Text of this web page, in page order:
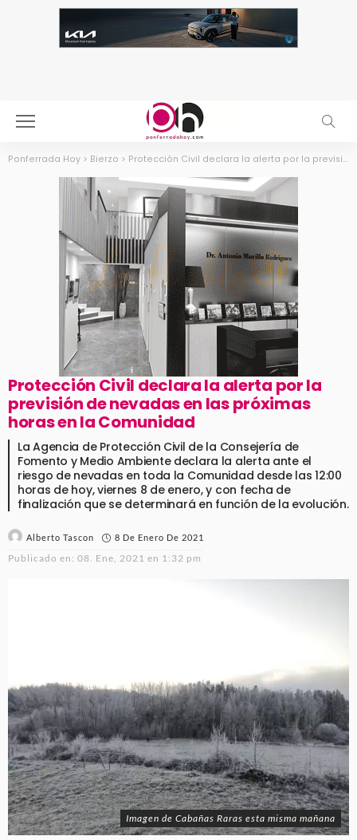
Ponferrada Hoy > Bierzo > Protección Civil declara la alerta por la previsión de nevadas en las próximas horas en la Comunidad
Protección Civil declara la alerta por la
previsión de nevadas en las próximas
horas en la Comunidad
La Agencia de Protección Civil de la Consejería de
Fomento y Medio Ambiente declara la alerta ante el
riesgo de nevadas en toda la Comunidad desde las 12:00
horas de hoy, viernes 8 de enero, y con fecha de
finalización que se determinará en función de la evolución.
Alberto Tascon 8 De Enero De 2021
Publicado en: 08. Ene, 2021 en 1:32 pm
Imagen de Cabañas Raras esta misma mañana